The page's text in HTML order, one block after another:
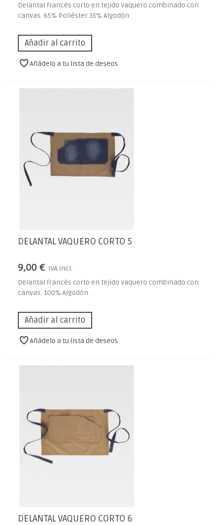
Delantal francés corto en tejido vaquero combinado con
canvas. 65% Poliéster 35% Algodón
Añadir al carrito
Añádelo a tu lista de deseos
DELANTAL VAQUERO CORTO 5
9,00 € IVA incl.
Delantal francés corto en tejido vaquero combinado con
canvas. 100% Algodón .
Añadir al carrito
Añádelo a tu lista de deseos
DELANTAL VAQUERO CORTO 6